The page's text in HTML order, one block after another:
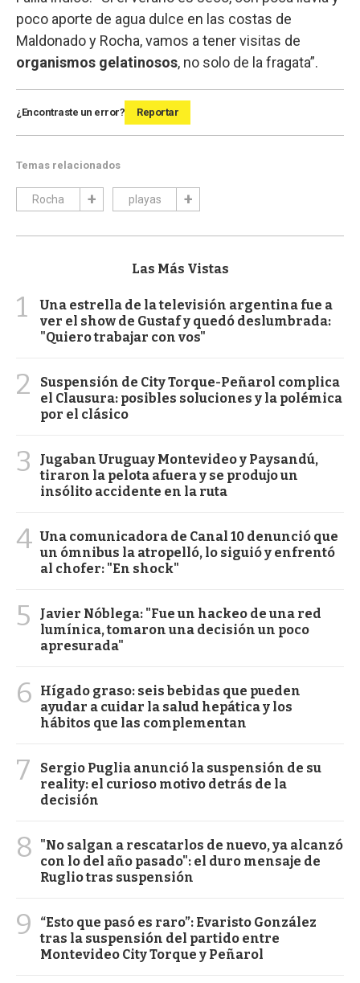
poco aporte de agua dulce en las costas de
Maldonado y Rocha, vamos a tener visitas de
organismos gelatinosos, no solo de la fragata”.
¿Encontraste un error? Reportar
Temas relacionados
Rocha playas
Las Más Vistas
1
Una estrella de la televisión argentina fue a
ver el show de Gustaf y quedó deslumbrada:
"Quiero trabajar con vos"
2
Suspensión de City Torque-Peñarol complica
el Clausura: posibles soluciones y la polémica
por el clásico
3
Jugaban Uruguay Montevideo y Paysandú,
tiraron la pelota afuera y se produjo un
insólito accidente en la ruta
4 Una comunicadora de Canal 10 denunció que
un ómnibus la atropelló, lo siguió y enfrentó
al chofer: "En shock"
5
Javier Nóblega: "Fue un hackeo de una red
lumínica, tomaron una decisión un poco
apresurada"
6
Hígado graso: seis bebidas que pueden
ayudar a cuidar la salud hepática y los
hábitos que las complementan
7
Sergio Puglia anunció la suspensión de su
reality: el curioso motivo detrás de la
decisión
8
"No salgan a rescatarlos de nuevo, ya alcanzó
con lo del año pasado": el duro mensaje de
Ruglio tras suspensión
9
“Esto que pasó es raro”: Evaristo González
tras la suspensión del partido entre
Montevideo City Torque y Peñarol